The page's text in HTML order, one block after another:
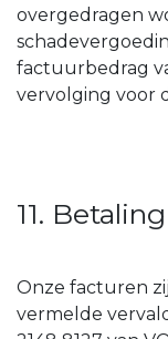
overgedragen
factuurbedrag
vervolging voor
11. Betaling
Onze facturen
vermelde